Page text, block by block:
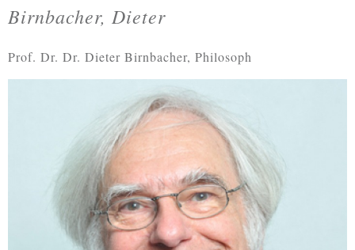
Termine
Archiv
Datenschutz
Impressum
Birnbacher, Dieter
Prof. Dr. Dr. Dieter Birnbacher, Philosoph